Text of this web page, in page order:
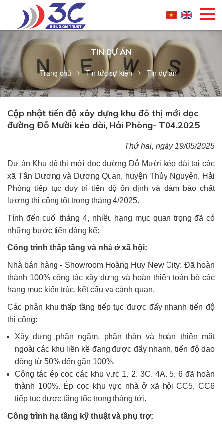
TIN DỰ ÁN
Trang chủ Tin tức sự kiện Tin dự án
Cập nhật tiến độ xây dựng khu đô thị mới dọc
đường Đỗ Mười kéo dài, Hải Phòng- T04.2025
Thứ hai, ngày 19/05/2025
Dự án Khu đô thị mới dọc đường Đỗ Mười kéo dài tại các
xã Tân Dương và Dương Quan, huyện Thủy Nguyên, Hải
Phòng tiếp tục duy trì tiến độ ổn định và đảm bảo chất
lượng thi công tốt trong tháng 4/2025.
Tính đến cuối tháng 4, nhiều hạng mục quan trọng đã có
những bước tiến đáng kể:
Công trình thấp tầng và nhà ở xã hội:
Nhà bán hàng - Showroom Hoàng Huy New City: Đã hoàn
thành 100% công tác xây dựng và hoàn thiện toàn bộ các
hạng mục kiến trúc, kết cấu và cảnh quan.
Các phân khu thấp tầng tiếp tục được đẩy nhanh tiến độ
thi công:
Xây dựng phần ngầm, phần thân và hoàn thiện mặt
ngoài các khu liền kề đang được đẩy nhanh, tiến độ dao
động từ 50% đến gần 100%.
Công tác ép cọc các khu vực 1, 2, 3C, 4A, 5, 6 đã hoàn
thành 100%. Ép cọc khu vực nhà ở xã hội CC5, CC6
tiếp tục được tăng tốc trong tháng tới.
Công trình hạ tầng kỹ thuật và phụ trợ: